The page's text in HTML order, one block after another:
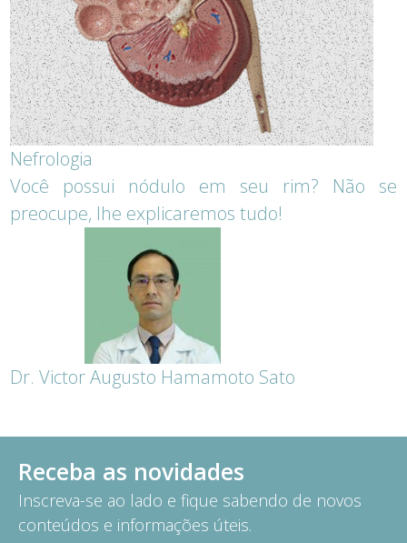
Nefrologia
Você possui nódulo em seu rim? Não se
preocupe, lhe explicaremos tudo!
Dr. Victor Augusto Hamamoto Sato
Receba as novidades
Inscreva-se ao lado e fique sabendo de novos
conteúdos e informações úteis.